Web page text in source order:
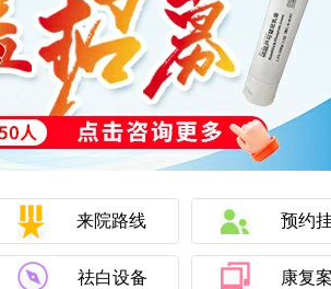
来院路线 预约
祛白设备 康复